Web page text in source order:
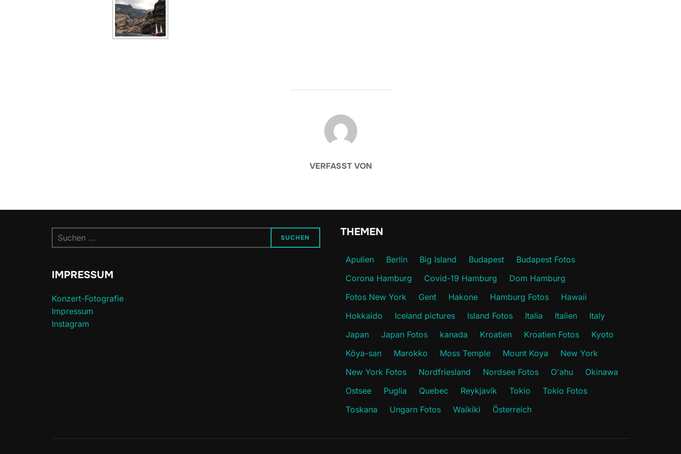
BEITRAGSAUTOR
VERFASST VON
Suchen
nach:
SUCHEN
IMPRESSUM
Konzert-Fotografie
Impressum
Instagram
THEMEN
Apulien Berlin Big Island Budapest
Budapest Fotos
Corona Hamburg
Covid-19 Hamburg
Dom Hamburg
Fotos New York
Gent Hakone Hamburg Fotos
Hawaii
Hokkaido
Iceland pictures Island Fotos Italia Italien
Italy
Japan
Japan Fotos kanada Kroatien Kroatien Fotos
Kyoto
Kōya-san
Marokko Moss Temple Mount Koya
New York
New York Fotos
Nordfriesland Nordsee Fotos O'ahu
Okinawa
Ostsee
Puglia Quebec Reykjavík Tokio
Tokio Fotos
Toskana
Ungarn Fotos Waikiki Österreich